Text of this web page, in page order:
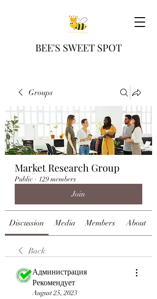
BEE'S SWEET SPOT
Groups
Market Research Group
Public · 129 members
Join
Discussion Media Members About
Back
Администрация
Рекомендует
August 25, 2023